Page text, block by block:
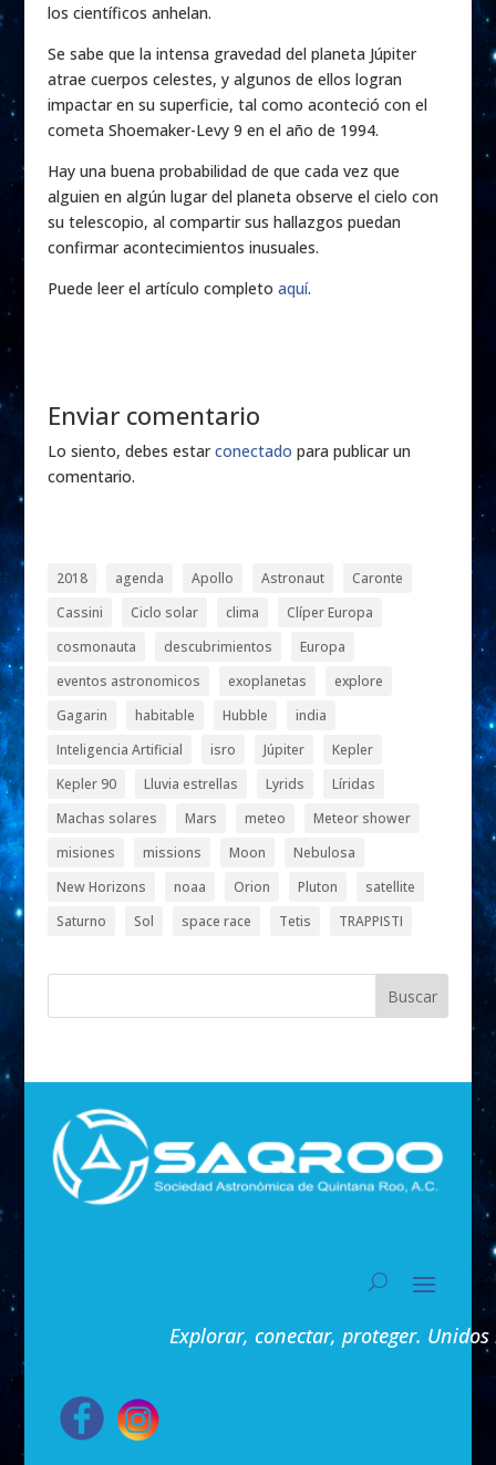
los científicos anhelan.
Se sabe que la intensa gravedad del planeta Júpiter
atrae cuerpos celestes, y algunos de ellos logran
impactar en su superficie, tal como aconteció con el
cometa Shoemaker-Levy 9 en el año de 1994.
Hay una buena probabilidad de que cada vez que
alguien en algún lugar del planeta observe el cielo con
su telescopio, al compartir sus hallazgos puedan
confirmar acontecimientos inusuales.
Puede leer el artículo completo aquí.
Enviar comentario
Lo siento, debes estarconectado para publicar un
comentario.
2018 agenda Apollo Astronaut
Caronte
Cassini
Ciclo solar clima
Clíper Europa
cosmonauta
descubrimientos
Europa
eventos astronomicos
exoplanetas
explore
Gagarin
habitable Hubble
india
Inteligencia Artificial
isro Júpiter
Kepler
Kepler 90
Lluvia estrellas Lyrids
Líridas
Machas solares
Mars meteo
Meteor shower
misiones
missions Moon
Nebulosa
New Horizons
noaa Orion Pluton
satellite
Saturno
Sol space race Tetis TRAPPISTI
Buscar
Explorar, conectar, proteger.